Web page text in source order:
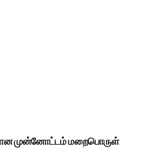
முன்னோட்டம் மறைபொருள்